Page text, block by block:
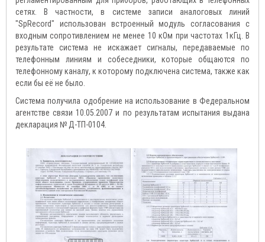
сетях. В частности, в системе записи аналоговых линий
"SpRecord" использован встроенный модуль согласования с
входным сопротивлением не менее 10 кОм при частотах 1кГц. В
результате система не искажает сигналы, передаваемые по
телефонным линиям и собеседники, которые общаются по
телефонному каналу, к которому подключена система, также как
если бы её не было.
Система получила одобрение на использование в Федеральном
агентстве связи 10.05.2007 и по результатам испытания выдана
декларация № Д-ТП-0104.